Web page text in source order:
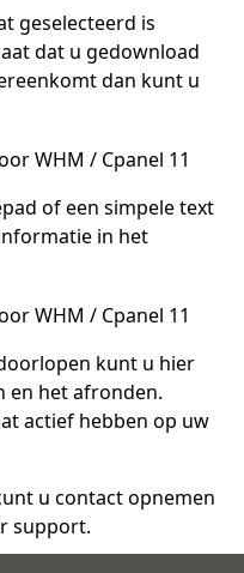
geselecteerd is
dat u gedownload
dan kunt u
of een simpele text
in het
kunt u hier
en het afronden.
actief hebben op uw
u contact opnemen
support.